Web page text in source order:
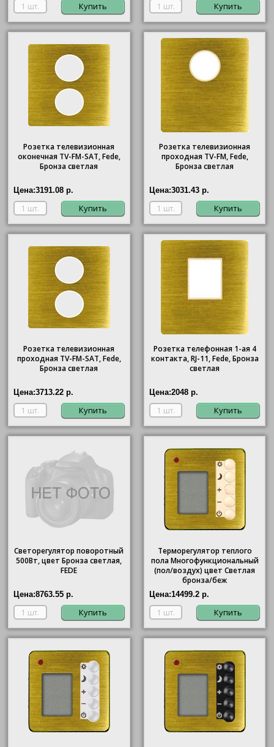
Купить Купить
Розетка телевизионная
оконечная ТV-FМ-SАТ, Fede,
Бронза светлая
Цена:3191.08 р.
Купить
Розетка телевизионная
проходная ТV-FМ, Fede,
Бронза светлая
Цена:3031.43 р.
Купить
Розетка телевизионная
проходная ТV-FМ-SАТ, Fede,
Бронза светлая
Цена:3713.22 р.
Купить
Розетка телефонная 1-ая 4
контакта, RJ-11, Fede, Бронза
светлая
Цена:2048 р.
Купить
Светорегулятор поворотный
500Вт, цвет Бронза светлая,
FEDE
Цена:8763.55 р.
Купить
Терморегулятор теплого
пола Многофункциональный
(пол/воздух) цвет Светлая
бронза/беж
Цена:14499.2 р.
Купить